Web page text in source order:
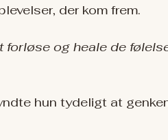
der kom frem.
forløse og heale de
hun tydeligt at